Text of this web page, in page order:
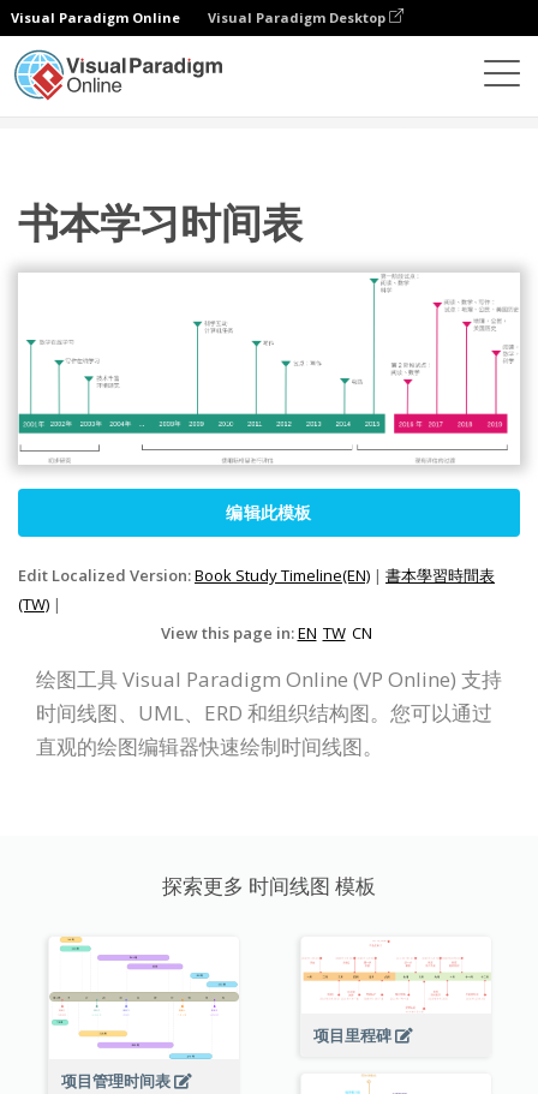
Visual Paradigm Online Visual Paradigm Desktop
书本学习时间表
编辑此模板
Edit Localized Version:Book Study Timeline(EN) | 書本學習時間表
(TW) |
View this page in:EN TW CN
绘图工具 Visual Paradigm Online (VP Online) 支持
时间线图、UML、ERD 和组织结构图。您可以通过
直观的绘图编辑器快速绘制时间线图。
探索更多 时间线图 模板
项目管理时间表
项目里程碑